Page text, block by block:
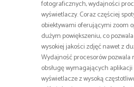
fotograficznych, wydajności
wyświetlaczy. Coraz częściej
obiektywami oferującymi zoom
dużym powiększeniu, co
wysokiej jakości zdjęć nawet z
Wydajność procesorów pozwala
obsługę wymagających aplikacji
wyświetlacze z wysoką